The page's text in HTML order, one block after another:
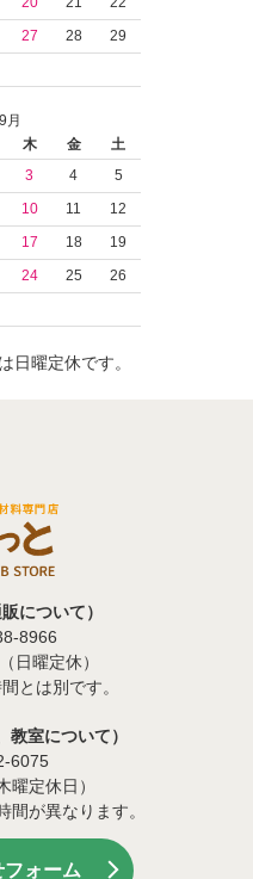
27 28
29
月
木 金
土
3 4
5
10 11
12
17 18
19
24 25
26
日曜定休です。
について）
8966
日曜定休）
とは別です。
教室について）
6075
曜定休日）
間が異なります。
ォーム